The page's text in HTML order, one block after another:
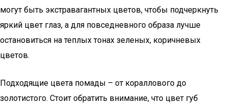
могут быть экстравагантных цветов, чтобы подчеркнуть
яркий цвет глаз, а для повседневного образа лучше
остановиться на теплых тонах зеленых, коричневых
цветов.
Подходящие цвета помады – от кораллового до
золотистого. Стоит обратить внимание, что цвет губ